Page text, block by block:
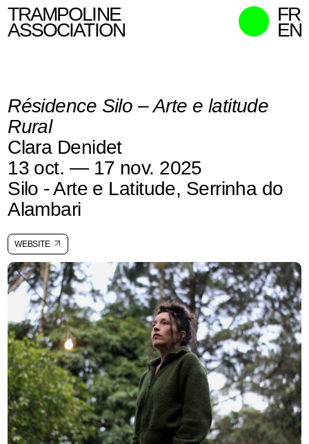
TRAMPOLINE
ASSOCIATION
ACTIONS
CONTACT
MEMBRES
COMMISSAIRES
RECHERCHER
FR
EN
Résidence Silo – Arte e latitude
Rural
Clara Denidet
13 oct. — 17 nov. 2025
Silo - Arte e Latitude, Serrinha do
Alambari
WEBSITE